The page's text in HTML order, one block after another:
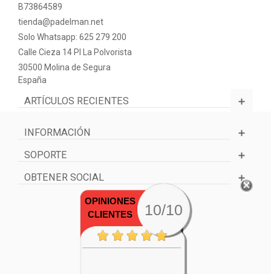
B73864589
tienda@padelman.net
Solo Whatsapp: 625 279 200
Calle Cieza 14 PI La Polvorista
30500 Molina de Segura
España
ARTÍCULOS RECIENTES
INFORMACIÓN
SOPORTE
OBTENER SOCIAL
OPINIONES
CLIENTES
10/10